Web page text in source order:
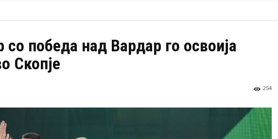
со победа над Вардар го освоија
Скопје
254